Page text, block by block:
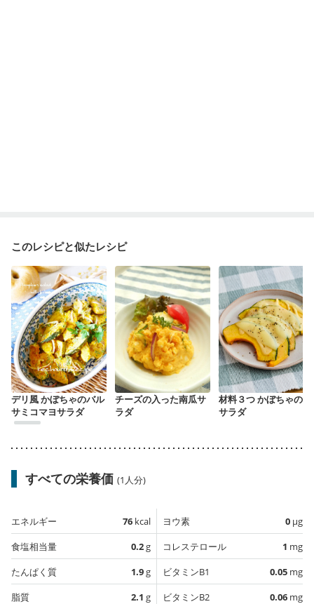
このレシピと似たレシピ
デリ風 かぼちゃのバル
サミコマヨサラダ
チーズの入った南瓜サ
ラダ
材料３つ かぼちゃの温
サラダ
すべての栄養価 (1人分)
エネルギー 76 kcal
食塩相当量
0.2g
たんぱく質
1.9g
脂質
2.1 g
ヨウ素 0 µg
コレステロール
1 mg
ビタミンB1
0.05 mg
ビタミンB2
0.06 mg